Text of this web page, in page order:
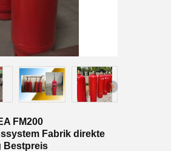
FM200
Fabrik direkte
Bestpreis